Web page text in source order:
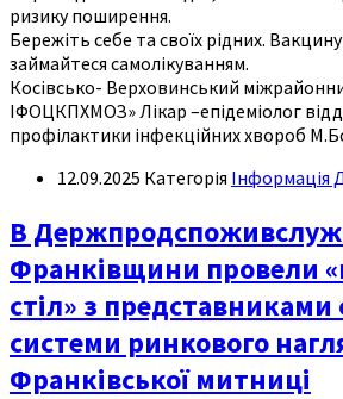
ризику поширення.
Бережіть себе та своїх рідних.
займайтеся самолікуванням.
Косівсько- Верховинський
ІФОЦКПХМОЗ» Лікар –епідеміолог
профілактики інфекційних хвороб
12.09.2025 Категорія Інформація
В
Франківщини провели
стіл» з представниками
системи ринкового
Франківської митниці